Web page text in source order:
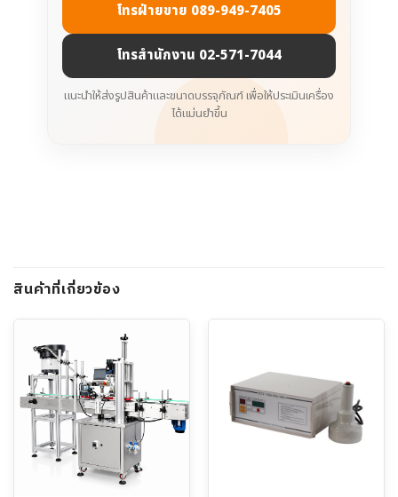
โทรฝ่ายขาย 089-949-7405
โทรสำนักงาน 02-571-7044
แนะนำให้ส่งรูปสินค้าและขนาดบรรจุภัณฑ์ เพื่อให้ประเมินเครื่อง
ได้แม่นยำขึ้น
สินค้าที่เกี่ยวข้อง